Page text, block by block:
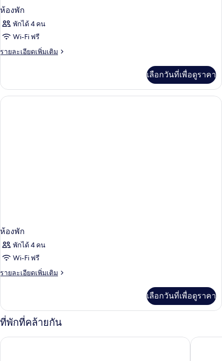
ห้องพัก
พักได้ 4 คน
Wi-Fi ฟรี
รายละเอียดเพิ่มเติม
ราย
เกี่ยว
กับ
ห้อง
เลือกวันที่เพื่อดูราคา
ห้องพัก
พักได้ 4 คน
Wi-Fi ฟรี
รายละเอียดเพิ่มเติม
ราย
เกี่ยว
กับ
ห้อง
พัก
เลือกวันที่เพื่อดูราคา
ที่พักที่คล้ายกัน
โรงแรมโดทงโบริ คริสตัล 2 โตโยะโ